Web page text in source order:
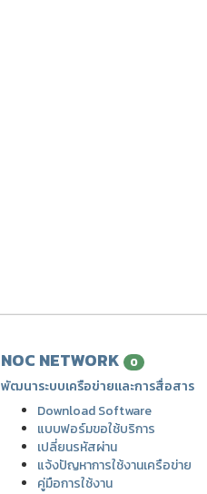
NOC NETWORK 0
พัฒนาระบบเครือข่ายและการสื่อสาร
Download Software
แบบฟอร์มขอใช้บริการ
เปลี่ยนรหัสผ่าน
แจ้งปัญหาการใช้งานเครือข่าย
คู่มือการใช้งาน